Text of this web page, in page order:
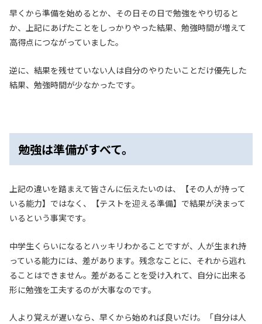
早くから準備を始めるとか、その日その日で勉強をやり切ると
か、上記にあげたことをしっかりやった結果、勉強時間が増えて
高得点につながっていました。
逆に、結果を残せていない人は自分のやりたいことだけ優先した
結果、勉強時間が少なかったです。
勉強は準備がすべて。
上記の違いを踏まえて皆さんに伝えたいのは、【その人が持って
いる能力】ではなく、【テストを迎える準備】で結果が決まって
いるという事実です。
中学生くらいになるとハッキリわかることですが、人が生まれ持
っている能力には、差があります。残念なことに、それから逃れ
ることはできません。差があることを受け入れて、自分に出来る
形に勉強を工夫するのが大事なのです。
人より覚えが遅いなら、早くから始めれば良いだけ。「自分は人